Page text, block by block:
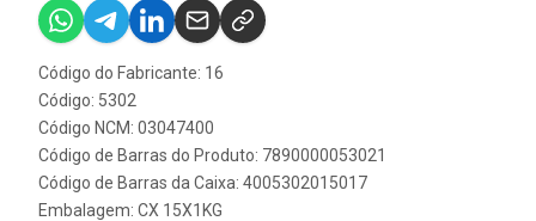
Código do Fabricante: 16
Código: 5302
Código NCM: 03047400
Código de Barras do Produto: 7890000053021
Código de Barras da Caixa: 4005302015017
Embalagem: CX 15X1KG